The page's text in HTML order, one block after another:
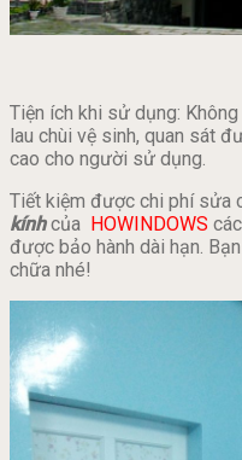
Tiện ích khi sử dụng:
lau chùi vệ sinh, quan sát
cao cho người sử dụng.
Tiết kiệm được chi phí sửa
kínhcủa HOWINDOWS
được bảo hành dài hạn.
chữa nhé!